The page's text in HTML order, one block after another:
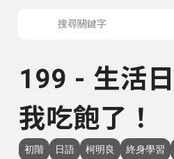
199 - 生活
我吃飽了！
初階 日語 柯明良 終身學習